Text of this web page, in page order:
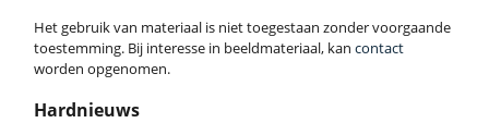
Het gebruik van materiaal is niet toegestaan zonder voorgaande
toestemming. Bij interesse in beeldmateriaal, kan contact
worden opgenomen.
Hardnieuws